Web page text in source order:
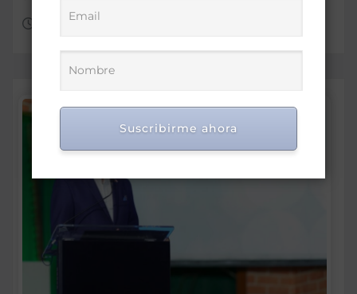
Ago 5, 2026
Suscribirme ahora